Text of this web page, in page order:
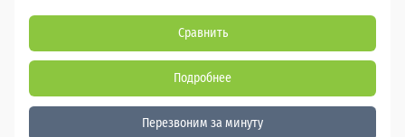
Сравнить
Подробнее
Перезвоним за минуту